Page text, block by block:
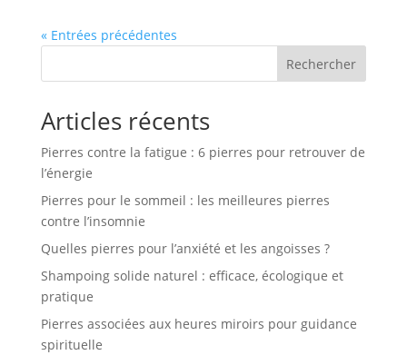
« Entrées précédentes
Rechercher
Articles récents
Pierres contre la fatigue : 6 pierres pour retrouver de
l’énergie
Pierres pour le sommeil : les meilleures pierres
contre l’insomnie
Quelles pierres pour l’anxiété et les angoisses ?
Shampoing solide naturel : efficace, écologique et
pratique
Pierres associées aux heures miroirs pour guidance
spirituelle